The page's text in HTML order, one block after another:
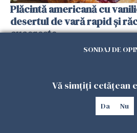
Plăcintă americană cu
desertul de vară rapid și
cucerește
SONDAJ DE
Vă simțiți cetățean
Da Nu